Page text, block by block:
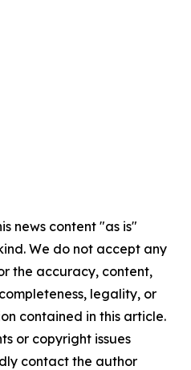
news content "as is"
We do not accept any
the accuracy, content,
legality, or
contained in this article.
or copyright issues
contact the author